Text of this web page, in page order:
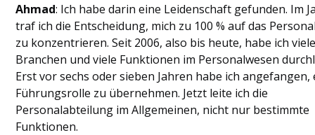
Ahmad: Ich habe darin eine Leidenschaft gefunden. Im
traf ich die Entscheidung, mich zu 100 % auf das
zu konzentrieren. Seit 2006, also bis heute, habe ich
Branchen und viele Funktionen im Personalwesen
Erst vor sechs oder sieben Jahren habe ich angefangen,
Führungsrolle zu übernehmen. Jetzt leite ich die
Personalabteilung im Allgemeinen, nicht nur bestimmte
Funktionen.